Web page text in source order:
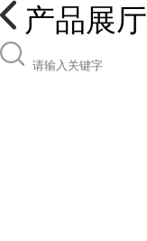
产品展厅